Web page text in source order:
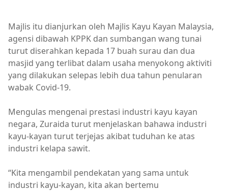
Majlis itu dianjurkan oleh Majlis Kayu Kayan Malaysia,
agensi dibawah KPPK dan sumbangan wang tunai
turut diserahkan kepada 17 buah surau dan dua
masjid yang terlibat dalam usaha menyokong aktiviti
yang dilakukan selepas lebih dua tahun penularan
wabak Covid-19.
Mengulas mengenai prestasi industri kayu kayan
negara, Zuraida turut menjelaskan bahawa industri
kayu-kayan turut terjejas akibat tuduhan ke atas
industri kelapa sawit.
“Kita mengambil pendekatan yang sama untuk
industri kayu-kayan, kita akan bertemu